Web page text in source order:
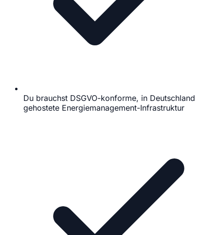
Du brauchst DSGVO-konforme, in Deutschland
gehostete Energiemanagement-Infrastruktur